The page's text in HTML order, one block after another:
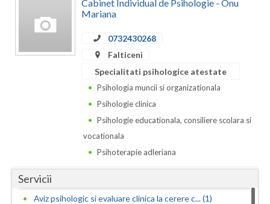
Brasov
Covasna
Cabinet Individual de Psihologie - Onu
Mariana
0732430268
Falticeni
Specialitati psihologice atestate
Psihologia muncii si organizationala
Psihologie clinica
Psihologie educationala, consiliere scolara si
vocationala
Psihoterapie adleriana
Servicii
Aviz psihologic si evaluare clinica la cerere c... (1)